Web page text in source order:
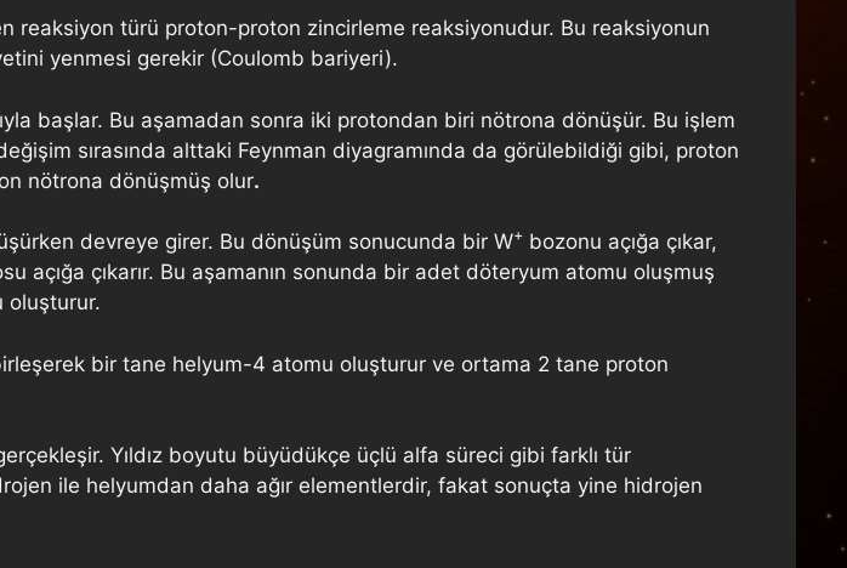
reaksiyon türü proton-proton zincirleme reaksiyonudur. Bu reaksiyonun
yenmesi gerekir (Coulomb bariyeri).
başlar. Bu aşamadan sonra iki protondan biri nötrona dönüşür. Bu işlem
sırasında alttaki Feynman diyagramında da görülebildiği gibi, proton
nötrona dönüşmüş olur.
devreye girer. Bu dönüşüm sonucunda bir W+ bozonu açığa çıkar,
çıkarır. Bu aşamanın sonunda bir adet döteryum atomu oluşmuş
oluşturur.
bir tane helyum-4 atomu oluşturur ve ortama 2 tane proton
Yıldız boyutu büyüdükçe üçlü alfa süreci gibi farklı tür
ile helyumdan daha ağır elementlerdir, fakat sonuçta yine hidrojen